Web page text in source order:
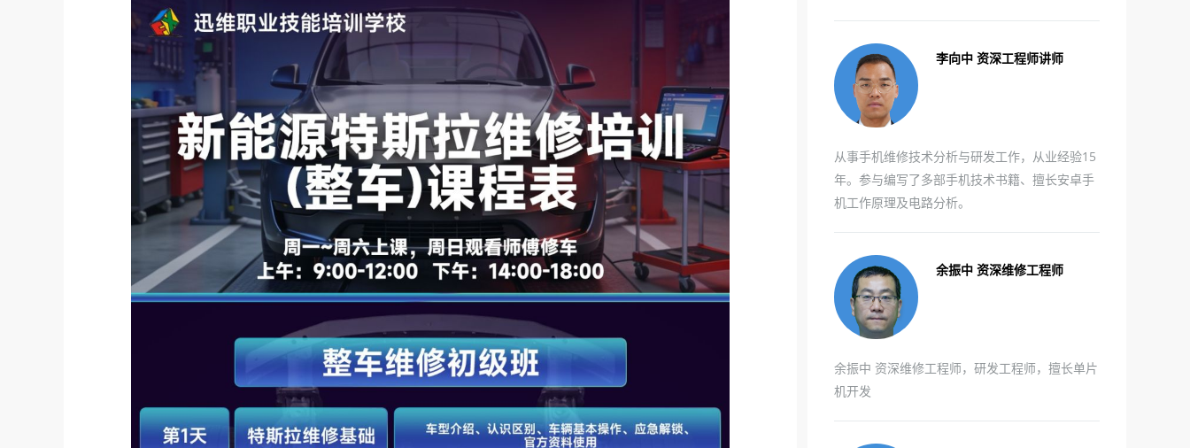
李向中 资深工程师讲师
从事手机维修技术分析与研发工作，从业经验15
年。参与编写了多部手机技术书籍、擅长安卓手
机工作原理及电路分析。
余振中 资深维修工程师
余振中 资深维修工程师，研发工程师，擅长单片
机开发